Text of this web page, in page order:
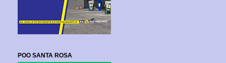
POO SANTA ROSA